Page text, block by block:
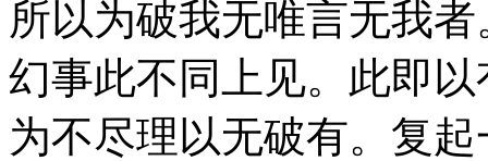
所以为破我无唯言无我
幻事此不同上见。此即
为不尽理以无破有。复